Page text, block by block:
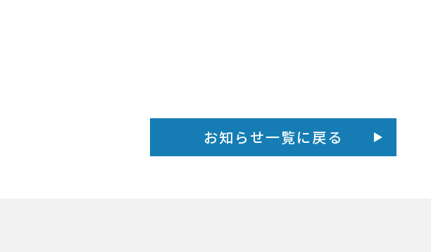
お知らせ一覧に戻る